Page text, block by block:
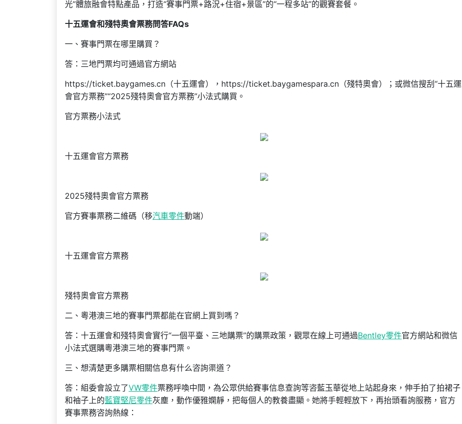
光”體旅融會特點產品，打造“賽事門票+路況+住宿+景區”的“一程多站”的觀賽套餐。
十五運會和殘特奧會票務問答FAQs
一、賽事門票在哪里購買？
答：三地門票均可通過官方網站
https://ticket.baygames.cn（十五運會），https://ticket.baygamespara.cn（殘特奧會）；或微信搜刮“十五運
會官方票務”“2025殘特奧會官方票務”小法式購買。
官方票務小法式
十五運會官方票務
2025殘特奧會官方票務
官方賽事票務二維碼（移汽車零件動端）
十五運會官方票務
殘特奧會官方票務
二、粵港澳三地的賽事門票都能在官網上買到嗎？
答：十五運會和殘特奧會實行“一個平臺、三地購票”的購票政策，觀眾在線上可通過Bentley零件官方網站和微信
小法式選購粵港澳三地的賽事門票。
三、想清楚更多購票相關信息有什么咨詢渠道？
答：組委會設立了VW零件票務呼喚中間，為公眾供給賽事信息查詢等咨藍玉華從地上站起身來，伸手拍了拍裙子
和袖子上的藍寶堅尼零件灰塵，動作優雅嫻靜，把每個人的教養盡顯。她將手輕輕放下，再抬頭看詢服務，官方
賽事票務咨詢熱線：